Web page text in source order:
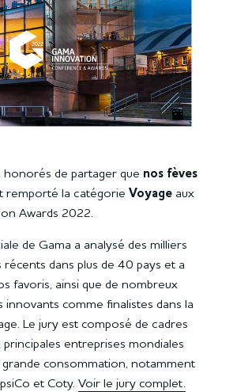
honorés de partager que nos fèves
remporté la catégorie Voyage aux
Awards 2022.
de Gama a analysé des milliers
récents dans plus de 40 pays et a
favoris, ainsi que de nombreux
innovants comme finalistes dans la
Le jury est composé de cadres
principales entreprises mondiales
grande consommation, notamment
et Coty. Voir le jury complet.